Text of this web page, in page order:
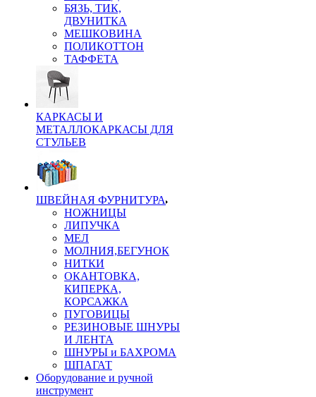
БЯЗЬ, ТИК,
ДВУНИТКА
МЕШКОВИНА
ПОЛИКОТТОН
ТАФФЕТА
КАРКАСЫ И
МЕТАЛЛОКАРКАСЫ ДЛЯ
СТУЛЬЕВ
ШВЕЙНАЯ ФУРНИТУРА
НОЖНИЦЫ
ЛИПУЧКА
МЕЛ
МОЛНИЯ,БЕГУНОК
НИТКИ
ОКАНТОВКА,
КИПЕРКА,
КОРСАЖКА
ПУГОВИЦЫ
РЕЗИНОВЫЕ ШНУРЫ
И ЛЕНТА
ШНУРЫ и БАХРОМА
ШПАГАТ
Оборудование и ручной
инструмент